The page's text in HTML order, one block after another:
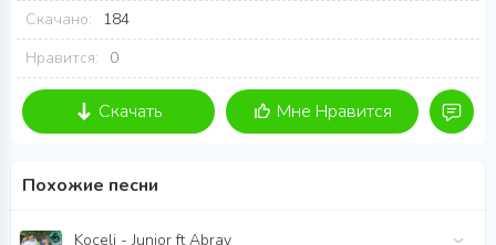
Скачано:
184
Нравится:
0
Скачать Мне Нравится
Похожие песни
Koceli - Junior ft Abray